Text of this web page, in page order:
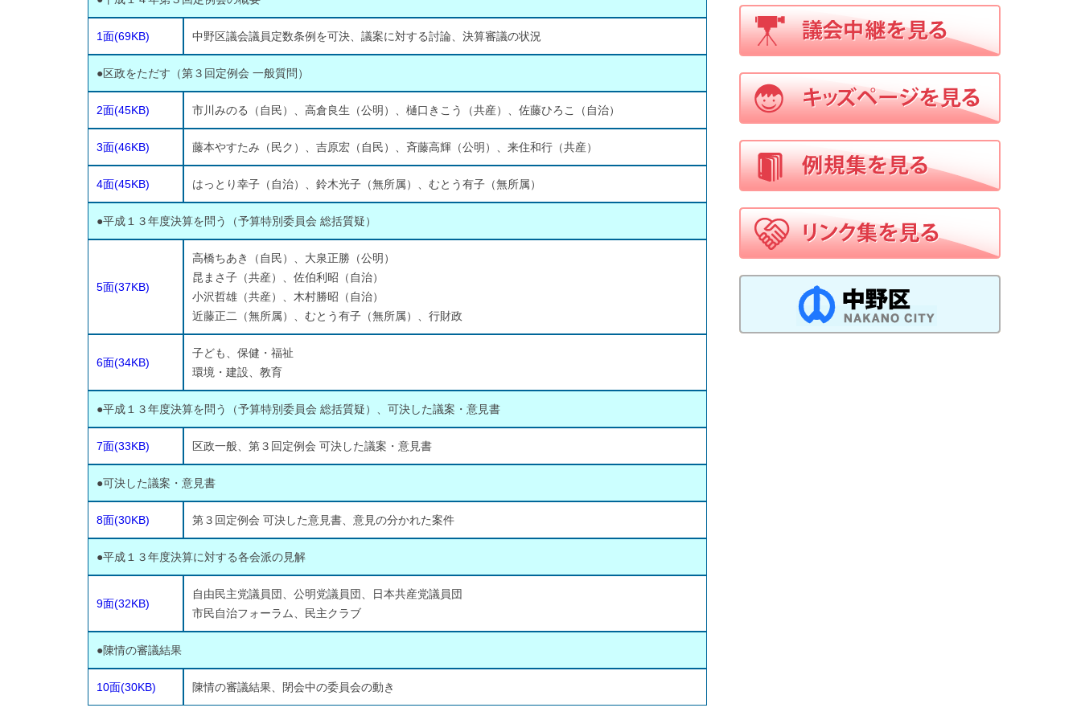
1面(69KB) 中野区議会議員定数条例を可決、議案に対する討論、決算審議の状況
●区政をただす（第３回定例会 一般質問）
2面(45KB) 市川みのる（自民）、高倉良生（公明）、樋口きこう（共産）、佐藤ひろこ（自治）
3面(46KB) 藤本やすたみ（民ク）、吉原宏（自民）、斉藤高輝（公明）、来住和行（共産）
4面(45KB) はっとり幸子（自治）、鈴木光子（無所属）、むとう有子（無所属）
●平成１３年度決算を問う（予算特別委員会 総括質疑）
5面(37KB)
高橋ちあき（自民）、大泉正勝（公明）
昆まさ子（共産）、佐伯利昭（自治）
小沢哲雄（共産）、木村勝昭（自治）
近藤正二（無所属）、むとう有子（無所属）、行財政
6面(34KB)
子ども、保健・福祉
環境・建設、教育
●平成１３年度決算を問う（予算特別委員会 総括質疑）、可決した議案・意見書
7面(33KB) 区政一般、第３回定例会 可決した議案・意見書
●可決した議案・意見書
8面(30KB) 第３回定例会 可決した意見書、意見の分かれた案件
●平成１３年度決算に対する各会派の見解
9面(32KB)
自由民主党議員団、公明党議員団、日本共産党議員団
市民自治フォーラム、民主クラブ
●陳情の審議結果
10面(30KB) 陳情の審議結果、閉会中の委員会の動き